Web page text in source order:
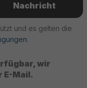
wir
E-Mail.
Nachricht
und es gelten die
.